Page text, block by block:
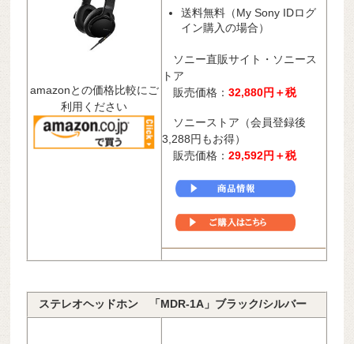
amazonとの価格比較にご
利用ください
送料無料（My Sony IDログ
イン購入の場合）
ソニー直販サイト・ソニース
トア
販売価格：32,880円＋税
ソニーストア（会員登録後
3,288円もお得）
販売価格：29,592円＋税
ステレオヘッドホン 「MDR-1A」ブラック/シルバー